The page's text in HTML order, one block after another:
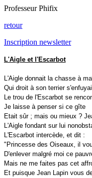
Professeur Phifix
retour
Inscription newsletter
L'Aigle et l'Escarbot
L'Aigle donnait la chasse à
Qui droit à son terrier
Le trou de l'Escarbot se
Je laisse à penser si ce gîte
Etait sûr ; mais ou mieux ?
L'Aigle fondant sur lui
L'Escarbot intercède, et dit :
"Princesse des Oiseaux, il
D'enlever malgré moi ce
Mais ne me faites pas cet
Et puisque Jean Lapin vous